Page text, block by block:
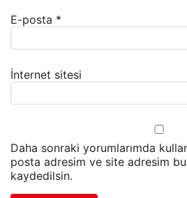
E-posta *
İnternet sitesi
Daha sonraki yorumlarımda
posta adresim ve site adresim bu
kaydedilsin.